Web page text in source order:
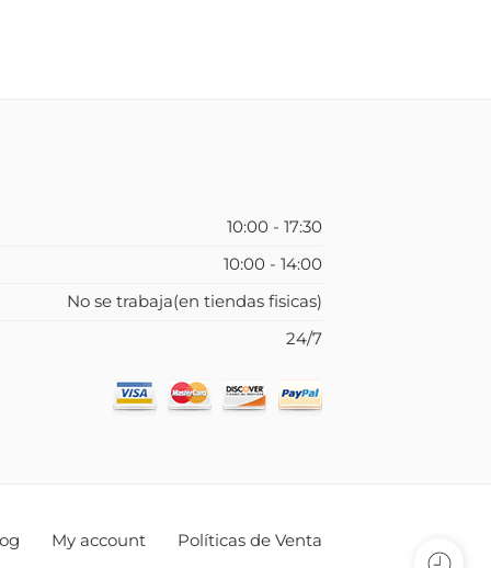
10:00 - 17:30
10:00 - 14:00
No se trabaja(en tiendas fisicas)
24/7
My account Políticas de Venta